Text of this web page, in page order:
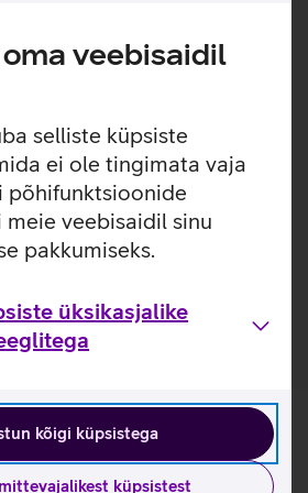
veebisaidil
selliste küpsiste
ei ole tingimata vaja
põhifunktsioonide
veebisaidil sinu
pakkumiseks.
üksikasjalike
kõigi küpsistega
küpsistest
nii stiilne, funktsionaalne kui
sobib hästi ID-kaardi või
Taskul on sees tugevad
Samuti saab kaarditaskut
MagSafe telefoniümbriste külge.
iPhone FineWoven kaarditasku